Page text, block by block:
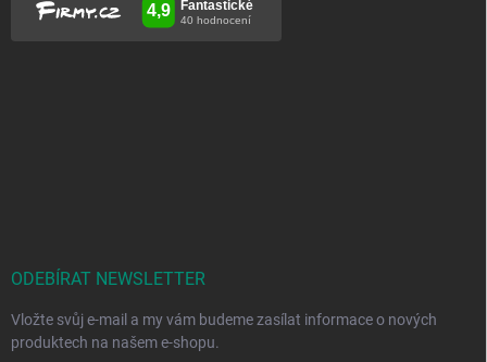
ODEBÍRAT NEWSLETTER
Vložte svůj e-mail a my vám budeme zasílat informace o nových
produktech na našem e-shopu.